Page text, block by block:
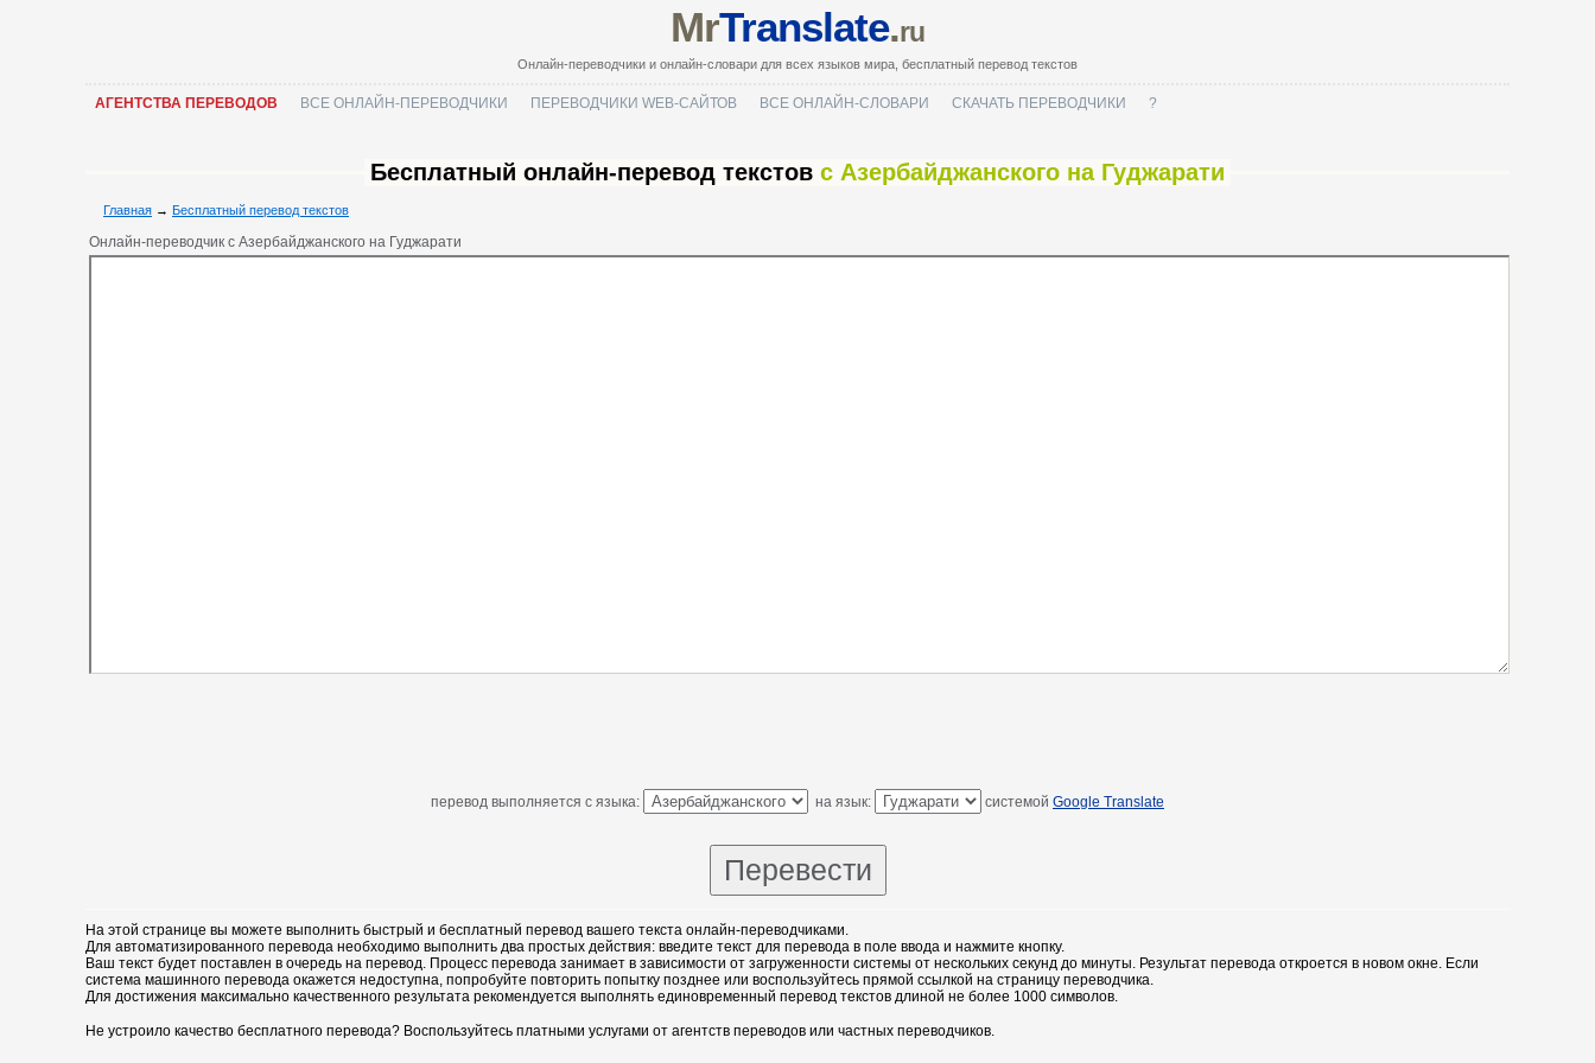
MrTranslate.ru
Онлайн-переводчики и онлайн-словари для всех языков мира, бесплатный перевод текстов
АГЕНТСТВА ПЕРЕВОДОВ ВСЕ ОНЛАЙН-ПЕРЕВОДЧИКИ ПЕРЕВОДЧИКИ WEB-САЙТОВ ВСЕ ОНЛАЙН-СЛОВАРИ СКАЧАТЬ ПЕРЕВОДЧИКИ ?
Бесплатный онлайн-перевод текстов с Азербайджанского на Гуджарати
Главная → Бесплатный перевод текстов
Онлайн-переводчик с Азербайджанского на Гуджарати
перевод выполняется с языка: на язык: системой Google Translate
На этой странице вы можете выполнить быстрый и бесплатный перевод вашего текста онлайн-переводчиками.
Для автоматизированного перевода необходимо выполнить два простых действия: введите текст для перевода в поле ввода и нажмите кнопку.
Ваш текст будет поставлен в очередь на перевод. Процесс перевода занимает в зависимости от загруженности системы от нескольких секунд до минуты. Результат перевода откроется в новом окне. Если
система машинного перевода окажется недоступна, попробуйте повторить попытку позднее или воспользуйтесь прямой ссылкой на страницу переводчика.
Для достижения максимально качественного результата рекомендуется выполнять единовременный перевод текстов длиной не более 1000 символов.
Не устроило качество бесплатного перевода? Воспользуйтесь платными услугами от агентств переводов или частных переводчиков.